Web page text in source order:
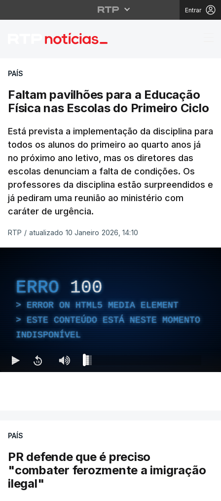
Entrar
Faltam pavilhões
PAÍS
Faltam pavilhões para a Educação
Física nas Escolas do Primeiro Ciclo
Está prevista a implementação da disciplina para
todos os alunos do primeiro ao quarto anos já
no próximo ano letivo, mas os diretores das
escolas denunciam a falta de condições. Os
professores da disciplina estão surpreendidos e
já pediram uma reunião ao ministério com
caráter de urgência.
RTP / atualizado 10 Janeiro 2026, 14:10
ERRO 100
ERROR ON HTML5 MEDIA ELEMENT
ESTE CONTEÚDO ESTÁ NESTE MOMENTO
INDISPONÍVEL
PAÍS
PR defende que é preciso
"combater ferozmente a imigração
ilegal"